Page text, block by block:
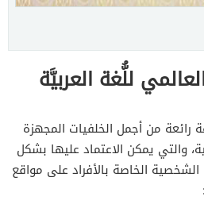
للُّغة العربيَّة
من أجمل الخلفيات المجهزة
والتي يمكن الاعتماد عليها بشكل
الخاصة بالأفراد على مواقع